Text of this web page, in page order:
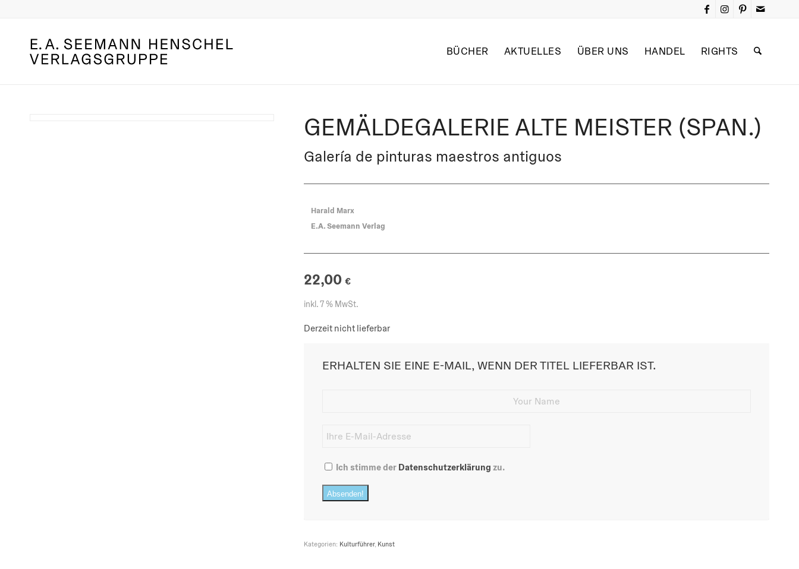
BÜCHER AKTUELLES ÜBER UNS HANDEL RIGHTS
GEMÄLDEGALERIE ALTE MEISTER (SPAN.)
Galería de pinturas maestros antiguos
Harald Marx
E.A. Seemann Verlag
22,00 €
inkl. 7 % MwSt.
Derzeit nicht lieferbar
ERHALTEN SIE EINE E-MAIL, WENN DER TITEL LIEFERBAR IST.
Ich stimme der Datenschutzerklärung zu.
Absenden!
Kategorien: Kulturführer, Kunst